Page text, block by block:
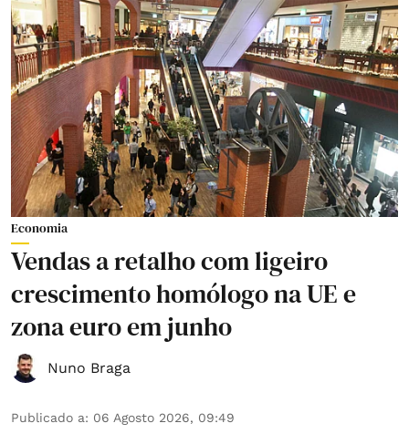
Economia
Vendas a retalho com ligeiro
crescimento homólogo na UE e
zona euro em junho
Nuno Braga
Publicado a: 06 Agosto 2026, 09:49